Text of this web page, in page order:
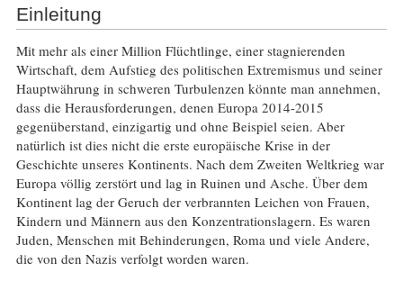
Einleitung
Mit mehr als einer Million Flüchtlinge, einer stagnierenden
Wirtschaft, dem Aufstieg des politischen Extremismus und seiner
Hauptwährung in schweren Turbulenzen könnte man annehmen,
dass die Herausforderungen, denen Europa 2014-2015
gegenüberstand, einzigartig und ohne Beispiel seien. Aber
natürlich ist dies nicht die erste europäische Krise in der
Geschichte unseres Kontinents. Nach dem Zweiten Weltkrieg war
Europa völlig zerstört und lag in Ruinen und Asche. Über dem
Kontinent lag der Geruch der verbrannten Leichen von Frauen,
Kindern und Männern aus den Konzentrationslagern. Es waren
Juden, Menschen mit Behinderungen, Roma und viele Andere,
die von den Nazis verfolgt worden waren.